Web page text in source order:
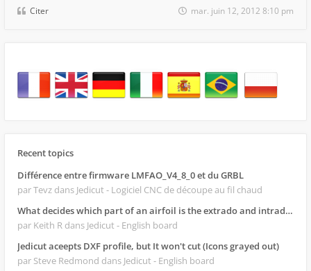
Citer mar. juin 12, 2012 8:10 pm
Recent topics
Différence entre firmware LMFAO_V4_8_0 et du GRBL
par Tevz dans Jedicut - Logiciel CNC de découpe au fil chaud
What decides which part of an airfoil is the extrado and intrado?
par Keith R dans Jedicut - English board
Jedicut aceepts DXF profile, but It won't cut (Icons grayed out)
par Steve Redmond dans Jedicut - English board